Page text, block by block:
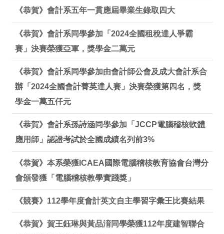
《恭賀》會計系五年一貫應屆畢業生錄取四大
《恭賀》會計系同學參加「2024全國租稅達人爭霸
賽」決賽榮獲亞軍，獎學金二萬元
《恭賀》會計系同學參加由會計師公會及成大會計系合
辦「2024全國會計菁英達人賽」決賽榮獲第四名，獎
學金一萬五仟元
《恭賀》會計系孫詩涵同學參加「JCCP電腦稽核軟體
應用師」認證考試於全國成績名列前3%
《恭賀》本系榮獲ICAEA國際電腦稽核教育協會台灣分
會頒發獲「電腦稽核教學實踐獎」
《競賽》112學年度會計英文自主學習字彙王比賽結果
《恭賀》賀王鈺琳與黃品淯同學榮獲112年度建智聯合